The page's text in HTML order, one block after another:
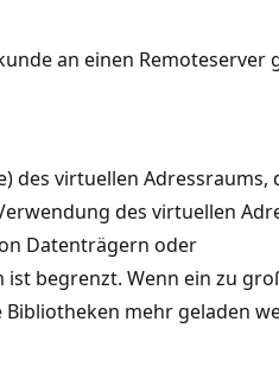
an einen Remoteserver
des virtuellen Adressraums,
des virtuellen
Datenträgern oder
begrenzt. Wenn ein zu
mehr geladen